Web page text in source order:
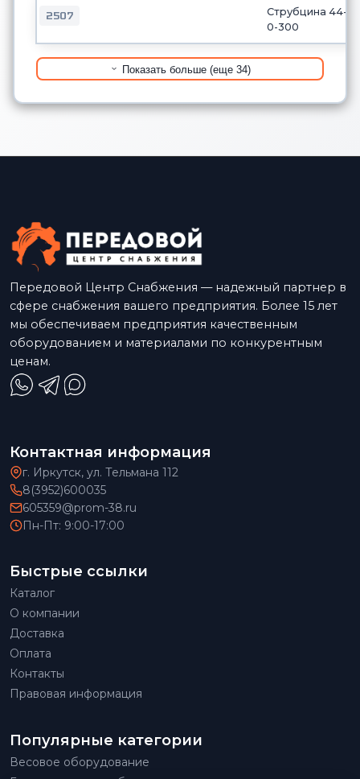
2507
Струбцина 44-
0-300
Показать больше (еще 34)
Передовой Центр Снабжения — надежный партнер в
сфере снабжения вашего предприятия. Более 15 лет
мы обеспечиваем предприятия качественным
оборудованием и материалами по конкурентным
ценам.
Контактная информация
г. Иркутск, ул. Тельмана 112
8(3952)600035
605359@prom-38.ru
Пн-Пт: 9:00-17:00
Быстрые ссылки
Каталог
О компании
Доставка
Оплата
Контакты
Правовая информация
Популярные категории
Весовое оборудование